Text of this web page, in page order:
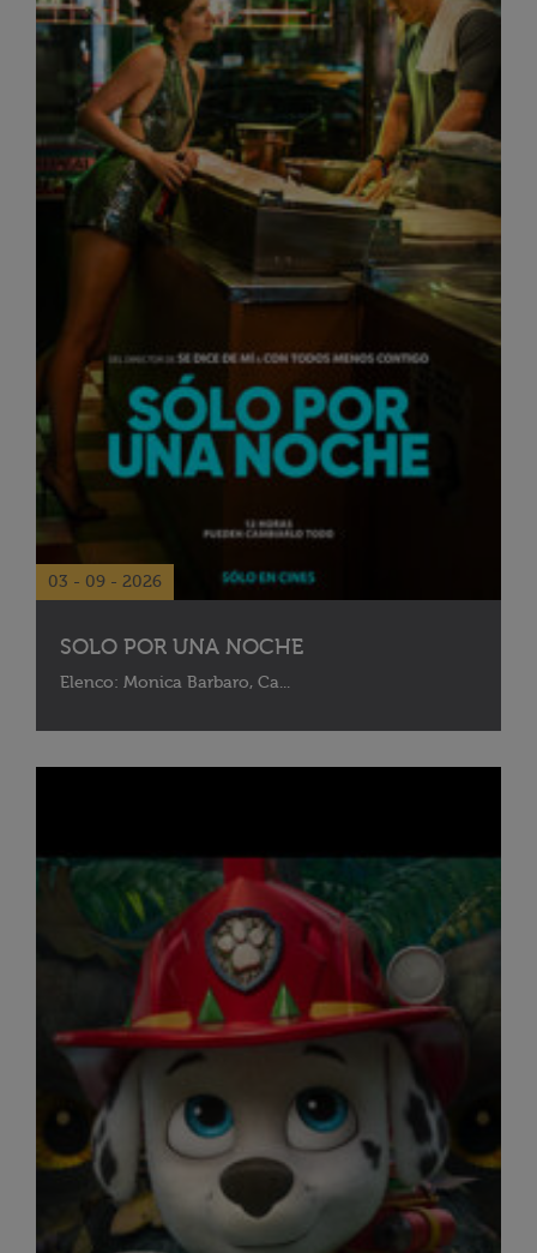
03 - 09 - 2026
SOLO POR UNA NOCHE
Elenco: Monica Barbaro, Ca...